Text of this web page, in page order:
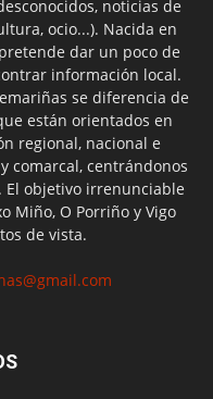
noticias de
ocio...). Nacida en
dar un poco de
información local.
se diferencia de
están orientados en
regional, nacional e
comarcal, centrándonos
El objetivo irrenunciable
Miño, O Porriño y Vigo
de vista.